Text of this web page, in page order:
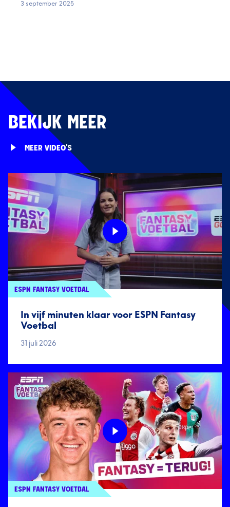
3 september 2025
BEKIJK MEER
MEER VIDEO'S
ESPN FANTASY VOETBAL
In vijf minuten klaar voor ESPN Fantasy
Voetbal
31 juli 2026
ESPN FANTASY VOETBAL